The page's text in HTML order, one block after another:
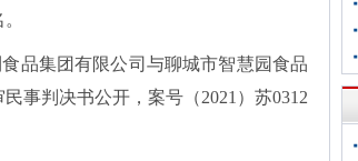
品集团有限公司与聊城市智慧园食品
事判决书公开，案号（2021）苏0312